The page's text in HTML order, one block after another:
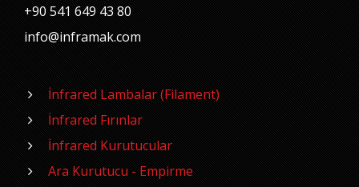
+90 541 649 43 80
info@inframak.com
İnfrared Lambalar (Filament)
İnfrared Fırınlar
İnfrared Kurutucular
Ara Kurutucu - Empirme